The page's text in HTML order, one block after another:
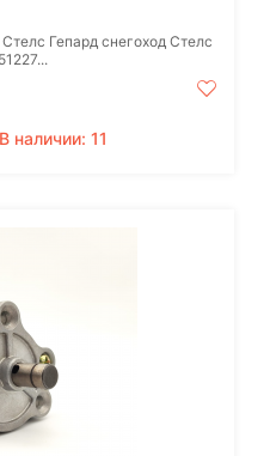
Гепард снегоход Стелс
В наличии: 11